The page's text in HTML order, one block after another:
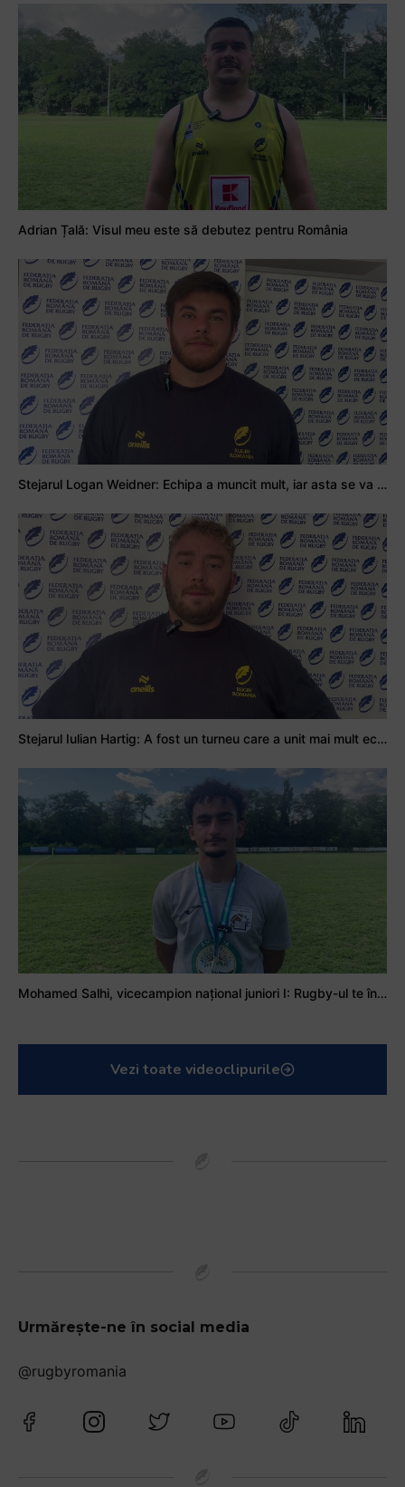
Adrian Țală: Visul meu este să debutez pentru România
Stejarul Logan Weidner: Echipa a muncit mult, iar asta se va vedea în meciurile de la Nations Cup
Stejarul Iulian Hartig: A fost un turneu care a unit mai mult echipa
Mohamed Salhi, vicecampion național juniori I: Rugby-ul te învață să accepți și înfrângerile
Vezi toate videoclipurile
Urmărește-ne în social media
@rugbyromania